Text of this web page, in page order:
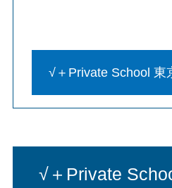
√＋Private School 東
√＋Private